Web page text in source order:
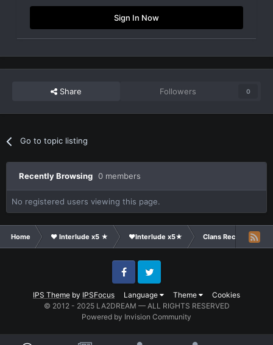
Sign In Now
Share Followers 0
Go to topic listing
Recently Browsing 0 members
No registered users viewing this page.
Home ❤ Interlude x5 ★ ❤Interlude x5★ Clans Recruitment
IPS Theme by IPSFocus Language Theme Cookies
FacebookTwitter
© 2012 - 2025 LA2DREAM — ALL RIGHTS RESERVED
Powered by Invision Community